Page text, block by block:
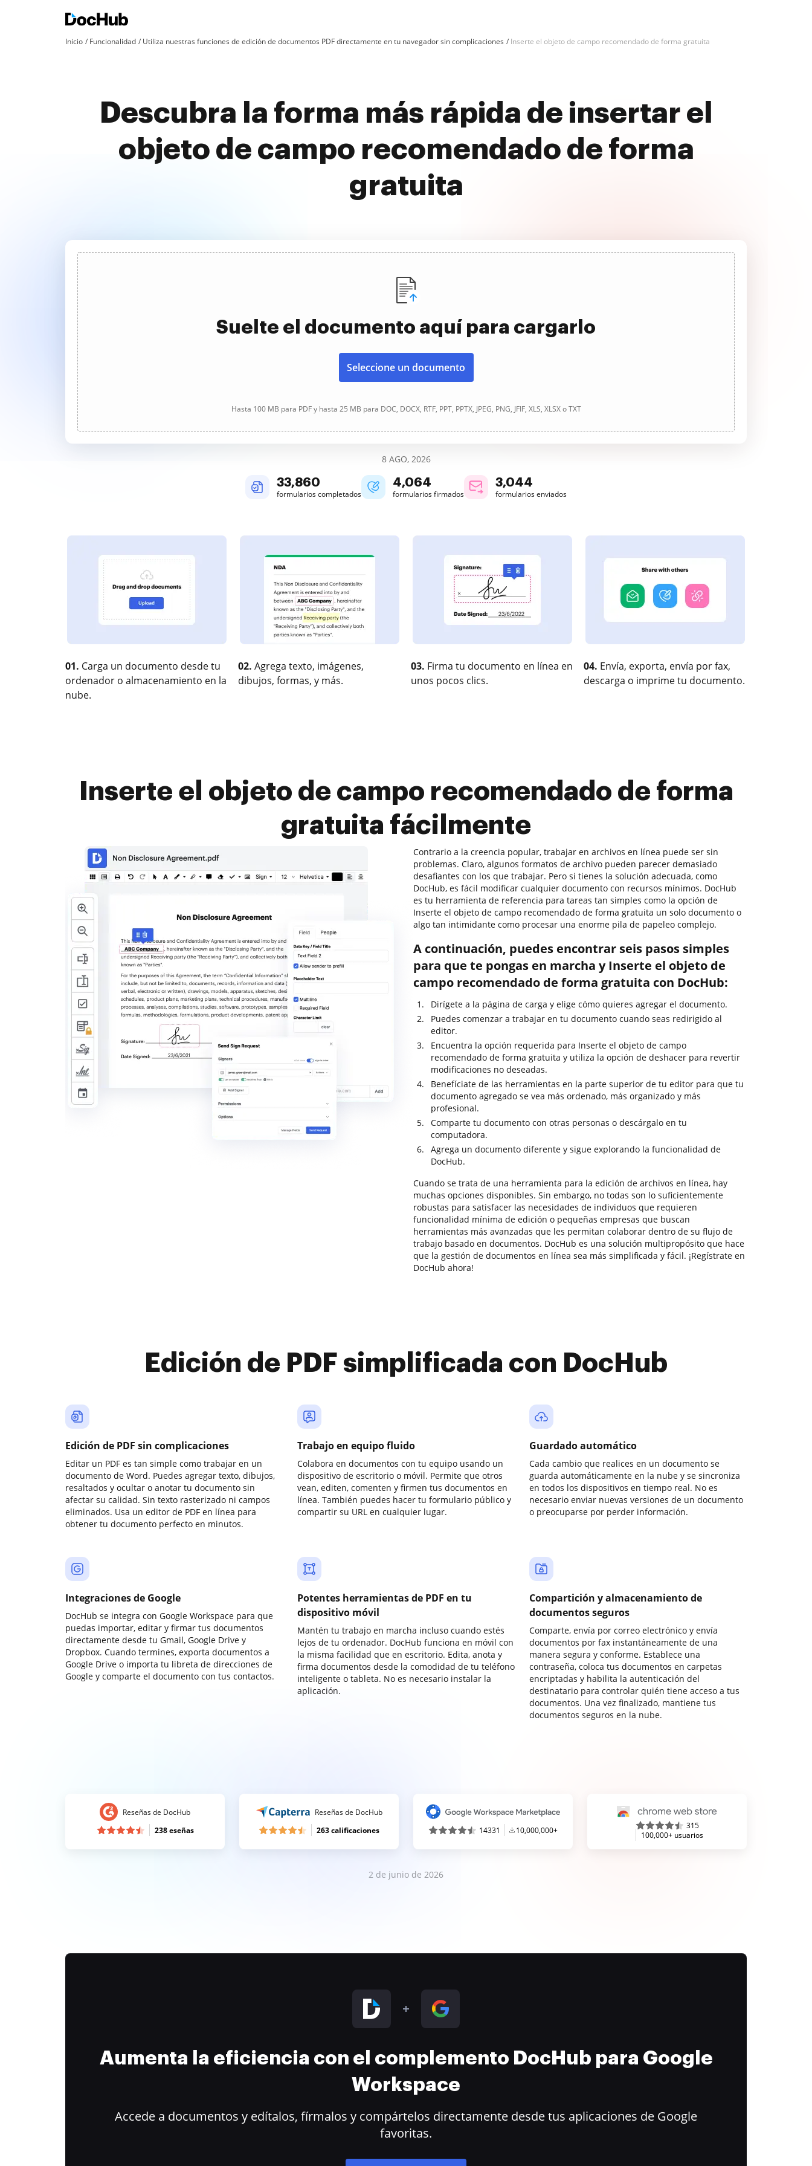
Inicio Funcionalidad Utiliza nuestras funciones de edición de documentos PDF directamente en tu navegador sin complicaciones Inserte el objeto de campo recomendado de forma gratuita
Descubra la forma más rápida de insertar el
objeto de campo recomendado de forma
gratuita
Suelte el documento aquí para cargarlo
Seleccione un documento
Hasta 100 MB para PDF y hasta 25 MB para DOC, DOCX, RTF, PPT, PPTX, JPEG, PNG, JFIF, XLS, XLSX o TXT
8 AGO, 2026
33,860
formularios completados
4,064
formularios firmados
3,044
formularios enviados
01. Carga un documento desde tu
ordenador o almacenamiento en la
nube.
02. Agrega texto, imágenes,
dibujos, formas, y más.
03. Firma tu documento en línea en
unos pocos clics.
04. Envía, exporta, envía por fax,
descarga o imprime tu documento.
Inserte el objeto de campo recomendado de forma
gratuita fácilmente
Contrario a la creencia popular, trabajar en archivos en línea puede ser sin
problemas. Claro, algunos formatos de archivo pueden parecer demasiado
desafiantes con los que trabajar. Pero si tienes la solución adecuada, como
DocHub, es fácil modificar cualquier documento con recursos mínimos. DocHub
es tu herramienta de referencia para tareas tan simples como la opción de
Inserte el objeto de campo recomendado de forma gratuita un solo documento o
algo tan intimidante como procesar una enorme pila de papeleo complejo.
A continuación, puedes encontrar seis pasos simples
para que te pongas en marcha y Inserte el objeto de
campo recomendado de forma gratuita con DocHub:
Dirígete a la página de carga y elige cómo quieres agregar el documento.
Puedes comenzar a trabajar en tu documento cuando seas redirigido al
editor.
Encuentra la opción requerida para Inserte el objeto de campo
recomendado de forma gratuita y utiliza la opción de deshacer para revertir
modificaciones no deseadas.
Benefíciate de las herramientas en la parte superior de tu editor para que tu
documento agregado se vea más ordenado, más organizado y más
profesional.
Comparte tu documento con otras personas o descárgalo en tu
computadora.
Agrega un documento diferente y sigue explorando la funcionalidad de
DocHub.
Cuando se trata de una herramienta para la edición de archivos en línea, hay
muchas opciones disponibles. Sin embargo, no todas son lo suficientemente
robustas para satisfacer las necesidades de individuos que requieren
funcionalidad mínima de edición o pequeñas empresas que buscan
herramientas más avanzadas que les permitan colaborar dentro de su flujo de
trabajo basado en documentos. DocHub es una solución multipropósito que hace
que la gestión de documentos en línea sea más simplificada y fácil. ¡Regístrate en
DocHub ahora!
Edición de PDF simplificada con DocHub
Edición de PDF sin complicaciones
Editar un PDF es tan simple como trabajar en un
documento de Word. Puedes agregar texto, dibujos,
resaltados y ocultar o anotar tu documento sin
afectar su calidad. Sin texto rasterizado ni campos
eliminados. Usa un editor de PDF en línea para
obtener tu documento perfecto en minutos.
Trabajo en equipo fluido
Colabora en documentos con tu equipo usando un
dispositivo de escritorio o móvil. Permite que otros
vean, editen, comenten y firmen tus documentos en
línea. También puedes hacer tu formulario público y
compartir su URL en cualquier lugar.
Guardado automático
Cada cambio que realices en un documento se
guarda automáticamente en la nube y se sincroniza
en todos los dispositivos en tiempo real. No es
necesario enviar nuevas versiones de un documento
o preocuparse por perder información.
Integraciones de Google
DocHub se integra con Google Workspace para que
puedas importar, editar y firmar tus documentos
directamente desde tu Gmail, Google Drive y
Dropbox. Cuando termines, exporta documentos a
Google Drive o importa tu libreta de direcciones de
Google y comparte el documento con tus contactos.
Potentes herramientas de PDF en tu
dispositivo móvil
Mantén tu trabajo en marcha incluso cuando estés
lejos de tu ordenador. DocHub funciona en móvil con
la misma facilidad que en escritorio. Edita, anota y
firma documentos desde la comodidad de tu teléfono
inteligente o tableta. No es necesario instalar la
aplicación.
Compartición y almacenamiento de
documentos seguros
Comparte, envía por correo electrónico y envía
documentos por fax instantáneamente de una
manera segura y conforme. Establece una
contraseña, coloca tus documentos en carpetas
encriptadas y habilita la autenticación del
destinatario para controlar quién tiene acceso a tus
documentos. Una vez finalizado, mantiene tus
documentos seguros en la nube.
Reseñas de DocHub
238 eseñas
Reseñas de DocHub
263 calificaciones
14331 10,000,000+
315
100,000+ usuarios
2 de junio de 2026
Aumenta la eficiencia con el complemento DocHub para Google
Workspace
Accede a documentos y edítalos, fírmalos y compártelos directamente desde tus aplicaciones de Google
favoritas.